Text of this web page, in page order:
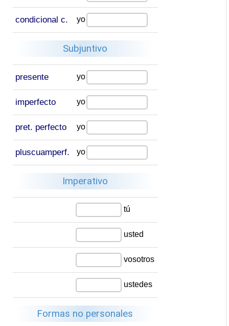
condicional c. yo
Subjuntivo
presente yo
imperfecto yo
pret. perfecto yo
pluscuamperf. yo
Imperativo
tú
usted
vosotros
ustedes
Formas no personales